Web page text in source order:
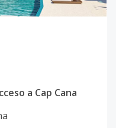
a Cap Cana